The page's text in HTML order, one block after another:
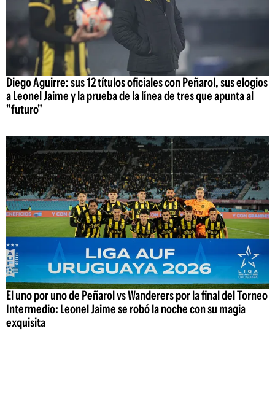
Diego Aguirre: sus 12 títulos oficiales con Peñarol, sus elogios
a Leonel Jaime y la prueba de la línea de tres que apunta al
"futuro"
El uno por uno de Peñarol vs Wanderers por la final del Torneo
Intermedio: Leonel Jaime se robó la noche con su magia
exquisita